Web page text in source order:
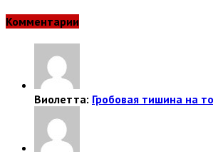
Комментарии
Виолетта: Гробовая тишина на